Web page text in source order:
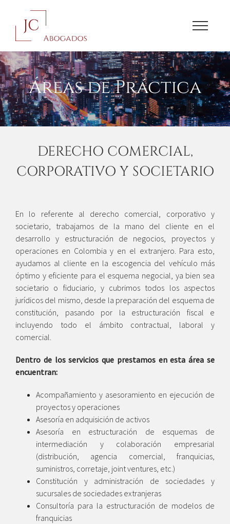
Áreas de Práctica
DERECHO COMERCIAL,
CORPORATIVO Y SOCIETARIO
En lo referente al derecho comercial, corporativo y
societario, trabajamos de la mano del cliente en el
desarrollo y estructuración de negocios, proyectos y
operaciones en Colombia y en el extranjero. Para esto,
ayudamos al cliente en la escogencia del vehículo más
óptimo y eficiente para el esquema negocial, ya bien sea
societario o fiduciario, y cubrimos todos los aspectos
jurídicos del mismo, desde la preparación del esquema de
constitución, pasando por la estructuración fiscal e
incluyendo todo el ámbito contractual, laboral y
comercial.
Dentro de los servicios que prestamos en esta área se
encuentran:
Acompañamiento y asesoramiento en ejecución de
proyectos y operaciones
Asesoría en adquisición de activos
Asesoría en estructuración de esquemas de
intermediación y colaboración empresarial
(distribución, agencia comercial, franquicias,
suministros, corretaje, joint ventures, etc.)
Constitución y administración de sociedades y
sucursales de sociedades extranjeras
Consultoría para la estructuración de modelos de
franquicias